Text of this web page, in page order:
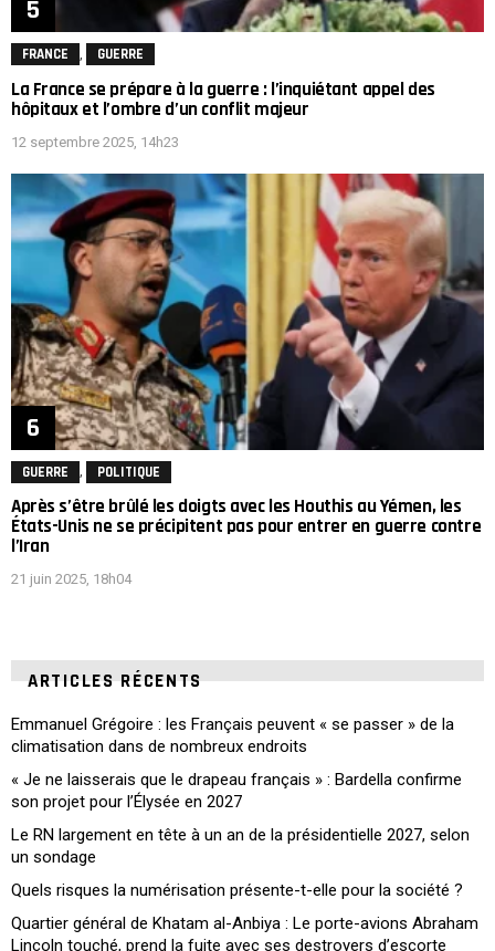
FRANCE GUERRE
La France se prépare à la guerre : l’inquiétant appel des
hôpitaux et l’ombre d’un conflit majeur
12 septembre 2025, 14h23
GUERRE , POLITIQUE
Après s’être brûlé les doigts avec les Houthis au Yémen, les
États-Unis ne se précipitent pas pour entrer en guerre contre
l’Iran
21 juin 2025, 18h04
ARTICLES RÉCENTS
Emmanuel Grégoire : les Français peuvent « se passer » de la
climatisation dans de nombreux endroits
« Je ne laisserais que le drapeau français » : Bardella confirme
son projet pour l’Élysée en 2027
Le RN largement en tête à un an de la présidentielle 2027, selon
un sondage
Quels risques la numérisation présente-t-elle pour la société ?
Quartier général de Khatam al-Anbiya : Le porte-avions Abraham
Lincoln touché, prend la fuite avec ses destroyers d’escorte